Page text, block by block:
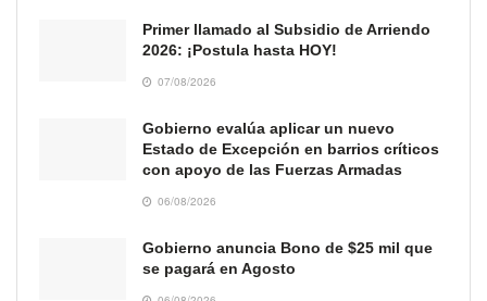
Primer llamado al Subsidio de Arriendo
2026: ¡Postula hasta HOY!
07/08/2026
Gobierno evalúa aplicar un nuevo
Estado de Excepción en barrios críticos
con apoyo de las Fuerzas Armadas
06/08/2026
Gobierno anuncia Bono de $25 mil que
se pagará en Agosto